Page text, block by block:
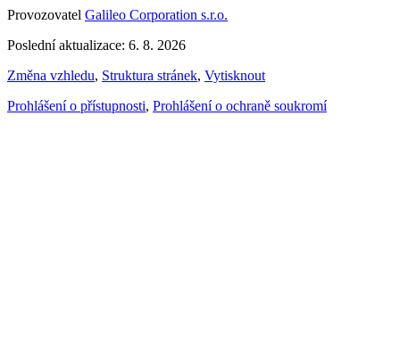
Provozovatel Galileo Corporation s.r.o.
Poslední aktualizace: 6. 8. 2026
Změna vzhledu, Struktura stránek, Vytisknout
Prohlášení o přístupnosti, Prohlášení o ochraně soukromí